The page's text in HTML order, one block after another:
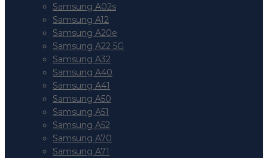
Samsung A02s
Samsung A12
Samsung A20e
Samsung A22 5G
Samsung A32
Samsung A40
Samsung A41
Samsung A50
Samsung A51
Samsung A52
Samsung A70
Samsung A71